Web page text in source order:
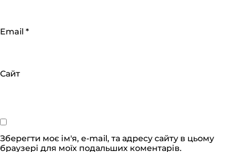
Email *
Сайт
Зберегти моє ім'я, e-mail, та адресу сайту в цьому
браузері для моїх подальших коментарів.